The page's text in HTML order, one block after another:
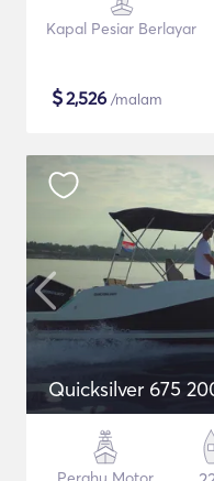
Kapal Pesiar Berlayar
$2,526 /malam
Quicksilver 675